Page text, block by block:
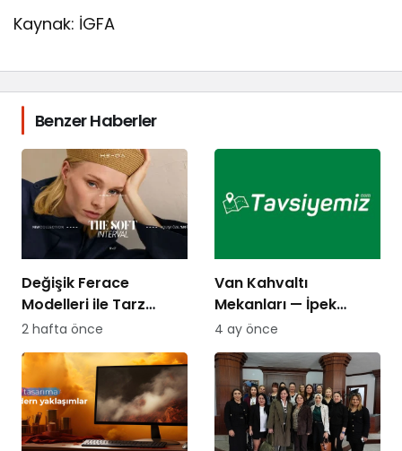
Kaynak: İGFA
Benzer Haberler
Değişik Ferace
Modelleri ile Tarz
Yaratın
2 hafta önce
Van Kahvaltı
Mekanları — İpek
Yolu’nun Kalbinde,
Dünyaca Ünlü Bir
Lezzet Mirası
4 ay önce